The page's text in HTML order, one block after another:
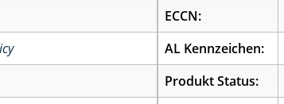
ECCN:
AL Kennzeichen:
Produkt Status: